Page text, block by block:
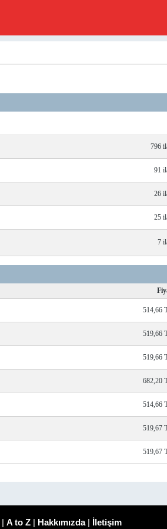
796
91
26
25
7
514,66
519,66
519,66
682,20
514,66
519,67
519,67
| A to Z | Hakkımızda| İletişim